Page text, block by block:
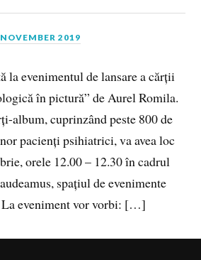
2019
la evenimentul de lansare a cărții
în pictură” de Aurel Romila.
album, cuprinzând peste 800 de
pacienți psihiatrici, va avea loc
orele 12.00 – 12.30 în cadrul
spațiul de evenimente
eveniment vor vorbi: […]